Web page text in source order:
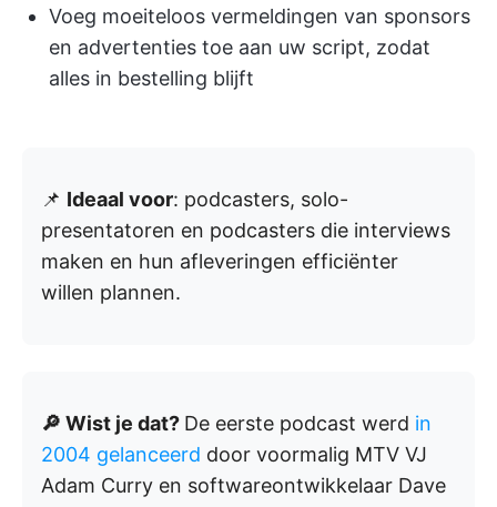
Voeg moeiteloos vermeldingen van sponsors
en advertenties toe aan uw script, zodat
alles in bestelling blijft
📌 Ideaal voor: podcasters, solo-
presentatoren en podcasters die interviews
maken en hun afleveringen efficiënter
willen plannen.
🔎 Wist je dat? De eerste podcast werd in
2004 gelanceerd door voormalig MTV VJ
Adam Curry en softwareontwikkelaar Dave